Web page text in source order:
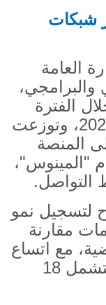
عبر شبكات
العامة
والبرامجي،
خبرا خلال الفترة
الممتدة من يناير إلى أبريل 2026، وتوزعت
خبرا على المنصة
عبر نظام "المينوس"،
لتسجيل نمو
مقارنة
مع اتساع
قاعدة المشاركة في التبادل لتشمل 18